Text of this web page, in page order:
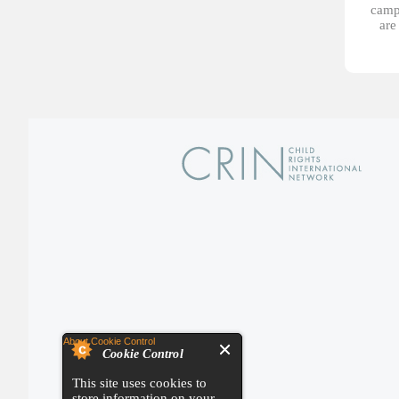
Cookie Control
This site uses cookies to
About Cookie Control